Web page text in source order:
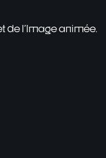
de l'Image animée.